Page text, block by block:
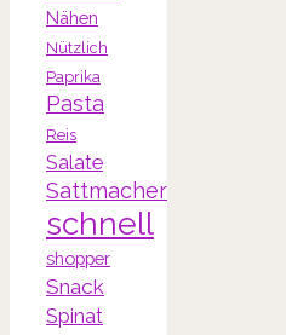
Nähen
Nützlich
Paprika
Pasta
Reis
Salate
Sattmacher
schnell
shopper
Snack
Spinat